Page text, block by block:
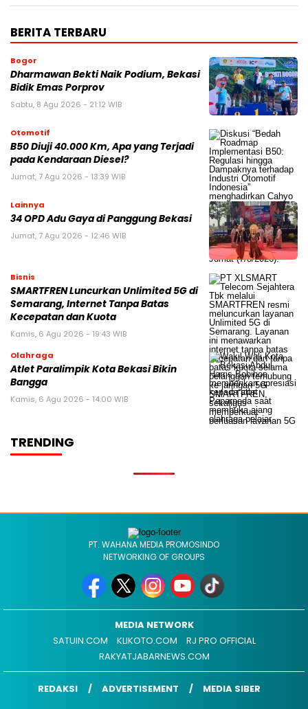
BERITA TERBARU
Bogor
Dharmawan Bekti Naik Podium, Bekasi
Bidik Emas Porprov
Sabtu, 8 Agu 2026 - 21:12 WIB
Otomotif
B50 Diuji 40.000 Km, Apa yang Terjadi
pada Kendaraan Diesel?
Jumat, 7 Agu 2026 - 13:39 WIB
Lainnya
34 OPD Adu Gaya di Panggung Bekasi
Jumat, 7 Agu 2026 - 12:46 WIB
Bisnis
SMARTFREN Luncurkan Unlimited 5G di
Semarang, Internet Tanpa Batas
Kecepatan dan Kuota
Kamis, 6 Agu 2026 - 19:43 WIB
Olahraga
Atlet Paralimpik Kota Bekasi Bikin
Bangga
Kamis, 6 Agu 2026 - 14:00 WIB
TRENDING
PT. WAHANA MEDIA PROMOSINDO
NETWORKING OF GROUPS
MEDIA NETWORK
SATUIN.COM
KLIKOTO.COM
RJ PRO OFFICIAL
RAKYATJABARNEWS.COM
REDAKSI ADVERTISEMENT MEDIA SIBER